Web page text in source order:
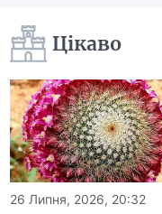
Цікаво
26 Липня, 2026, 20:32